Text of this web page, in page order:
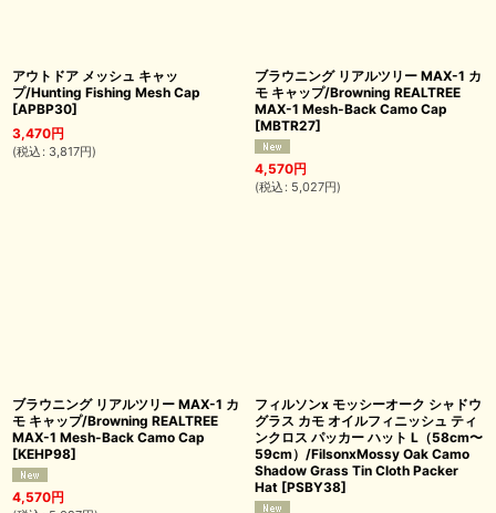
アウトドア メッシュ キャッ
プ/Hunting Fishing Mesh Cap
[APBP30]
3,470円
(税込 : 3,817円)
ブラウニング リアルツリー MAX-1 カ
モ キャップ/Browning REALTREE
MAX-1 Mesh-Back Camo Cap
[MBTR27]
4,570円
(税込 : 5,027円)
ブラウニング リアルツリー MAX-1 カ
モ キャップ/Browning REALTREE
MAX-1 Mesh-Back Camo Cap
[KEHP98]
4,570円
フィルソンx モッシーオーク シャドウ
グラス カモ オイルフィニッシュ ティ
ンクロス パッカー ハット L（58cm〜
59cm）/FilsonxMossy Oak Camo
Shadow Grass Tin Cloth Packer
Hat [PSBY38]